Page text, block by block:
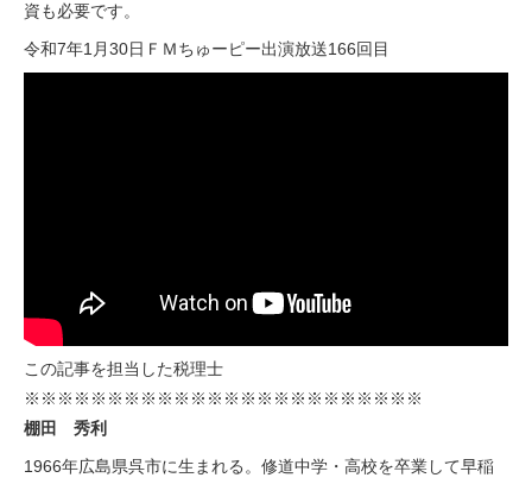
資も必要です。
令和7年1月30日 ＦＭちゅーピー出演放送166回目
この記事を担当した税理士
※※※※※※※※※※※※※※※※※※※※※※※※
棚田 秀利
1966年広島県呉市に生まれる。修道中学・高校を卒業して早稲